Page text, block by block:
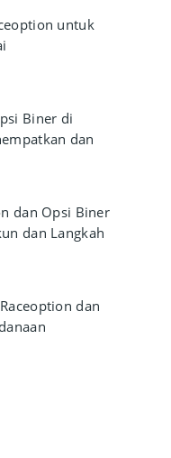
untuk
Biner di
dan
dan Opsi Biner
dan Langkah
dan